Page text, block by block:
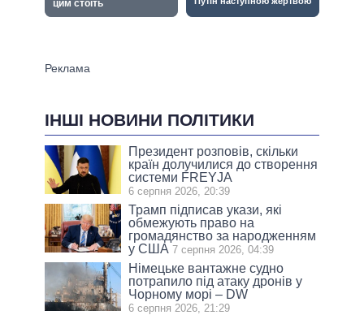
ІНШІ НОВИНИ ПОЛІТИКИ
Президент розповів, скільки
країн долучилися до створення
системи FREYJA
6 серпня 2026, 20:39
Трамп підписав укази, які
обмежують право на
громадянство за народженням
у США 7 серпня 2026, 04:39
Німецьке вантажне судно
потрапило під атаку дронів у
Чорному морі – DW
6 серпня 2026, 21:29